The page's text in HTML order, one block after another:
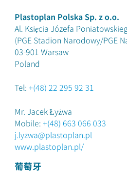
Plastoplan Polska Sp. z o.o.
Al. Księcia Józefa
(PGE Stadion Narodowy/PGE
03-901 Warsaw
Poland
Tel: +(48) 22 295 92 31
Mr. Jacek Łyżwa
Mobile: +(48) 663 066 033
j.lyzwa@plastoplan.pl
www.plastoplan.pl/
葡萄牙